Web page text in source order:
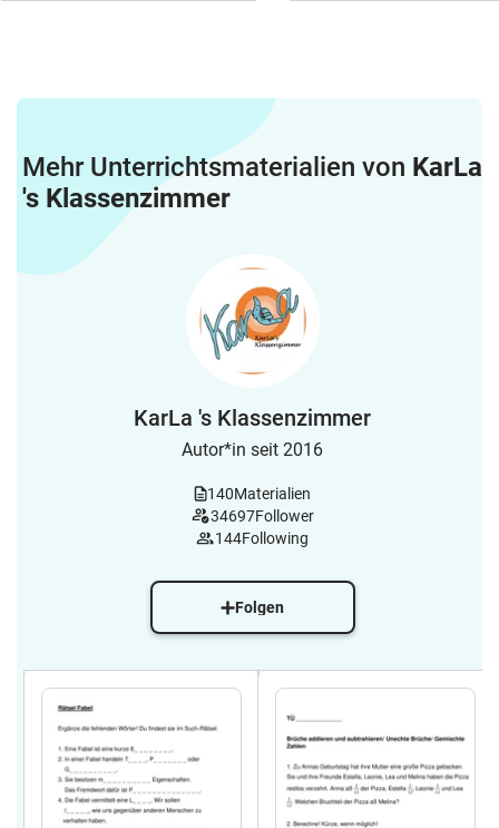
Mehr Unterrichtsmaterialien von KarLa
's Klassenzimmer
KarLa 's Klassenzimmer
Autor*in seit 2016
140Materialien
34697Follower
144Following
Folgen